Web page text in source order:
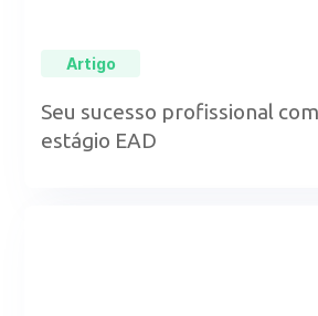
Artigo
Seu sucesso profissional
estágio EAD